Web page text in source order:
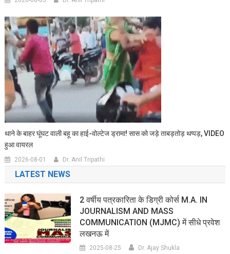
थाने के बाहर घूंघट वाली बहू का हाई-वोल्टेज ड्रामा! सास को जड़े ताबड़तोड़ थप्पड़, VIDEO
हुआ वायरल
2026-08-01 Dr. Anil Tripathi
LATEST NEWS
2 वर्षीय पत्रकारिता के डिग्री कोर्स M.A. IN
JOURNALISM AND MASS
COMMUNICATION (MJMC) में सीधे प्रवेश
लखनऊ में
2025-08-25 Dr. Ajay Shukla